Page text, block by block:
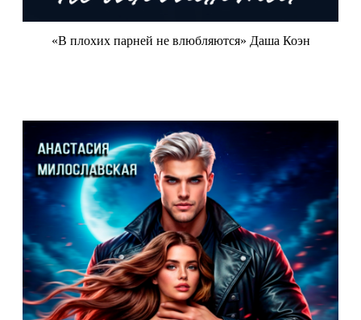
«В плохих парней не влюбляются» Даша Коэн